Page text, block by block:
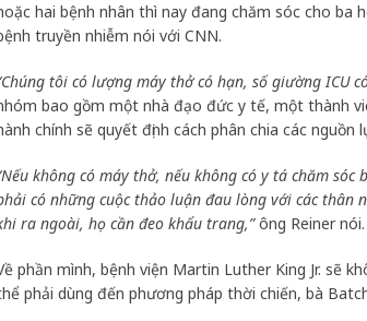
hai bệnh nhân thì nay đang chăm sóc cho ba
truyền nhiễm nói với CNN.
tôi có lượng máy thở có hạn, số giường ICU
bao gồm một nhà đạo đức y tế, một thành
chính sẽ quyết định cách phân chia các
không có máy thở, nếu không có y tá chăm
có những cuộc thảo luận đau lòng với các
ra ngoài, họ cần đeo khẩu trang,”ông Reiner nói.
phần mình, bệnh viện Martin Luther King Jr. sẽ
phải dùng đến phương pháp thời chiến, bà